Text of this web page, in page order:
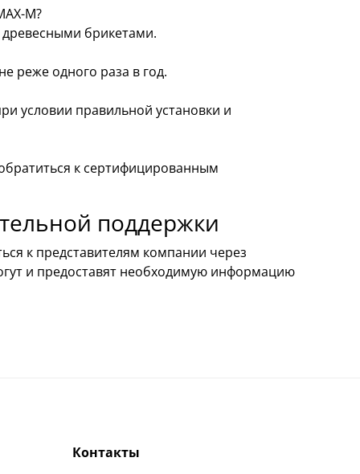
M?
брикетами.
реже одного раза в год.
условии правильной установки и
к сертифицированным
поддержки
к представителям компании через
и предоставят необходимую информацию
Контакты